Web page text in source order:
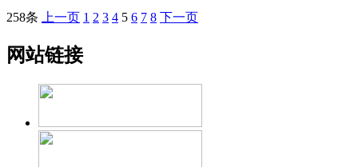
258条 上一页 1 2 3 4 5 6 7 8 下一页
网站链接